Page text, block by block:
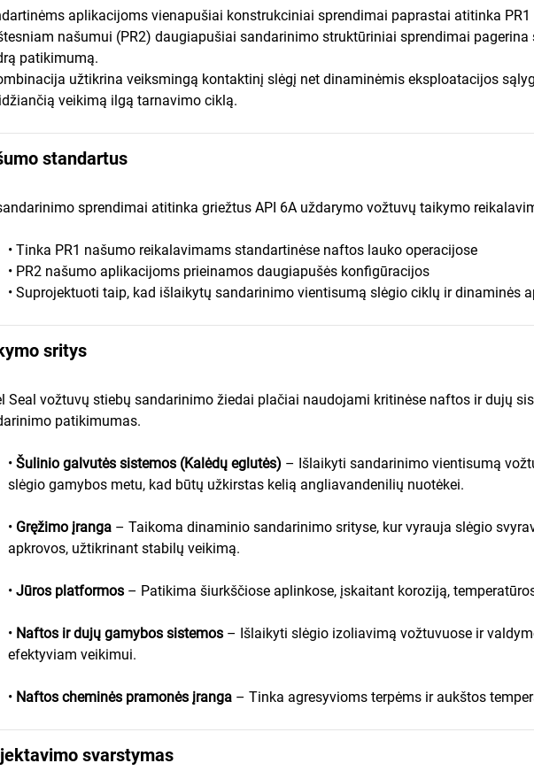
aplikacijoms vienapušiai konstrukciniai sprendimai paprastai atitinka
našumui (PR2) daugiapušiai sandarinimo struktūriniai sprendimai
patikimumą.
užtikrina veiksmingą kontaktinį slėgį net dinaminėmis eksploatacijos
veikimą ilgą tarnavimo ciklą.
standartus
sprendimai atitinka griežtus API 6A uždarymo vožtuvų taikymo
• Tinka PR1 našumo reikalavimams standartinėse naftos lauko operacijose
• PR2 našumo aplikacijoms prieinamos daugiapušės konfigūracijos
• Suprojektuoti taip, kad išlaikytų sandarinimo vientisumą slėgio ciklų ir dinaminės
sritys
Seal vožtuvų stiebų sandarinimo žiedai plačiai naudojami kritinėse naftos ir dujų
patikimumas.
• Šulinio galvutės sistemos (Kalėdų eglutės) – Išlaikyti sandarinimo vientisumą
slėgio gamybos metu, kad būtų užkirstas kelią angliavandenilių nuotėkei.
• Gręžimo įranga – Taikoma dinaminio sandarinimo srityse, kur vyrauja slėgio
apkrovos, užtikrinant stabilų veikimą.
• Jūros platformos – Patikima šiurkščiose aplinkose, įskaitant koroziją,
• Naftos ir dujų gamybos sistemos – Išlaikyti slėgio izoliavimą vožtuvuose ir
efektyviam veikimui.
• Naftos cheminės pramonės įranga – Tinka agresyvioms terpėms ir aukštos
svarstymas